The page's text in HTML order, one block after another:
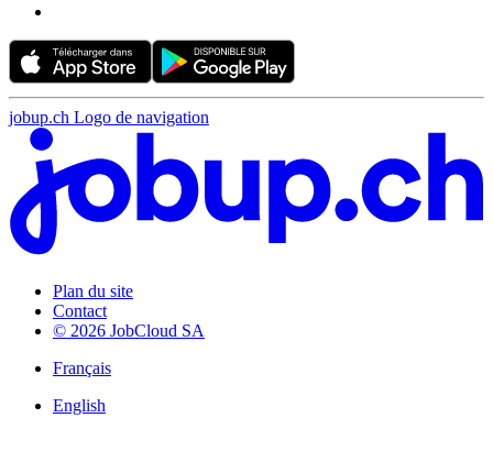
jobup.ch Logo de navigation
Plan du site
Contact
© 2026 JobCloud SA
Français
English